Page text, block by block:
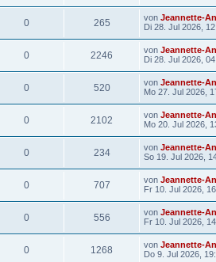
0 265 von Jeannette-
Di 28. Jul 2026,
0 2246 von Jeannette-
Di 28. Jul 2026,
0 520 von Jeannette-
Mo 27. Jul 2026,
0 2102 von Jeannette-
Mo 20. Jul 2026,
0 234 von Jeannette-
So 19. Jul 2026,
0 707 von Jeannette-
Fr 10. Jul 2026,
0 556 von Jeannette-
Fr 10. Jul 2026,
0 1268 von Jeannette-
Do 9. Jul 2026,